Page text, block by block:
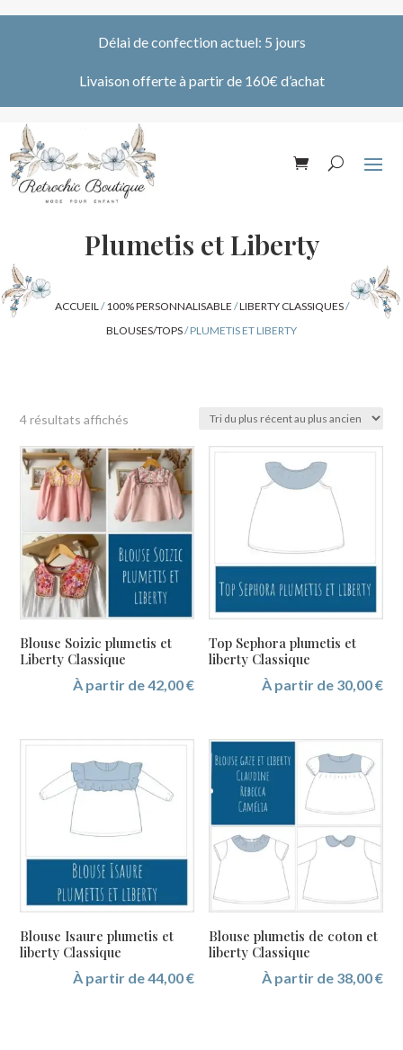
Délai de confection actuel: 5 jours
Livaison offerte à partir de 160€ d’achat
Plumetis et Liberty
ACCUEIL /100% PERSONNALISABLE /LIBERTY CLASSIQUES/
BLOUSES/TOPS/ PLUMETIS ET LIBERTY
4 résultats affichés
du
plus
récent
au
plus
ancien
Blouse Soizic plumetis et
Liberty Classique
À partir de42,00€
Top Sephora plumetis et
liberty Classique
À partir de 30,00€
Blouse Isaure plumetis et
liberty Classique
À partir de44,00€
Blouse plumetis de coton et
liberty Classique
À partir de 38,00€